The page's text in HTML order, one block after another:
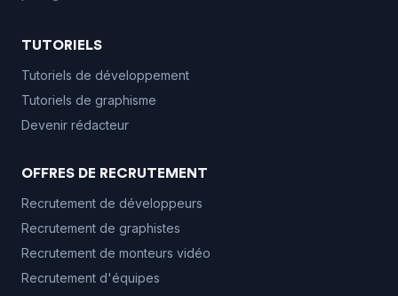
TUTORIELS
Tutoriels de développement
Tutoriels de graphisme
Devenir rédacteur
OFFRES DE RECRUTEMENT
Recrutement de développeurs
Recrutement de graphistes
Recrutement de monteurs vidéo
Recrutement d'équipes